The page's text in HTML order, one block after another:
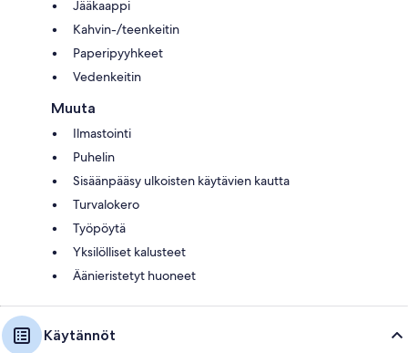
Jääkaappi
Kahvin-/teenkeitin
Paperipyyhkeet
Vedenkeitin
Muuta
Ilmastointi
Puhelin
Sisäänpääsy ulkoisten käytävien kautta
Turvalokero
Työpöytä
Yksilölliset kalusteet
Äänieristetyt huoneet
Käytännöt